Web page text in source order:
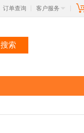
订单查询 客户服务
搜索